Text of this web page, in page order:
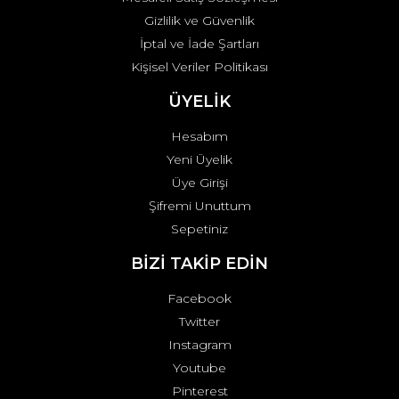
Gizlilik ve Güvenlik
İptal ve İade Şartları
Kişisel Veriler Politikası
ÜYELİK
Hesabım
Yeni Üyelik
Üye Girişi
Şifremi Unuttum
Sepetiniz
BİZİ TAKİP EDİN
Facebook
Twitter
Instagram
Youtube
Pinterest